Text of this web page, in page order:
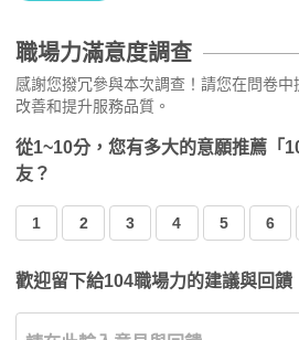
職場力滿意度調查
感謝您撥冗參與本次調查！請您在問卷
改善和提升服務品質。
從1~10分，您有多大的意願推薦「
友？
1 2 3 4 5 6
歡迎留下給104職場力的建議與回饋